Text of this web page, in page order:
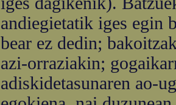
andiegietatik iges egin
bear ez dedin;
azi-orraziakin;
adiskidetasunaren ao-